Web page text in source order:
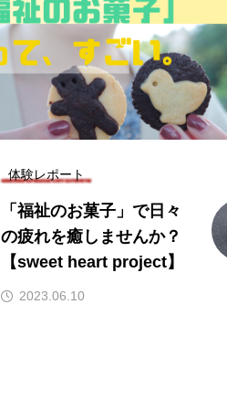
体験レポート
「福祉のお菓子」で日々
の疲れを癒しませんか？
【sweet heart project】
2023.06.10